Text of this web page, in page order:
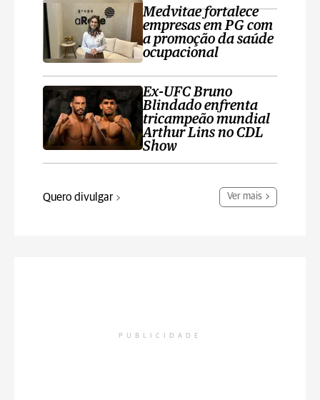
Medvitae fortalece
empresas em PG com
a promoção da saúde
ocupacional
Ex-UFC Bruno
Blindado enfrenta
tricampeão mundial
Arthur Lins no CDL
Show
Quero divulgar Ver mais
PUBLICIDADE